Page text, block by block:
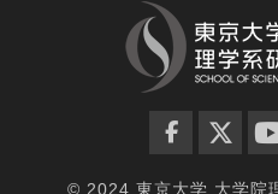
© 2024 東京大学 大学院